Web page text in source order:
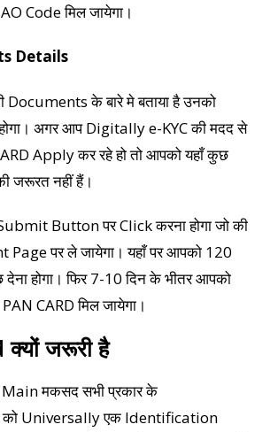
Code मिल जायेगा।
Details
Documents के बारे मे बताया है उनको
अगर आप Digitally e-KYC की मदद से
Apply कर रहे हो तो आपको यहाँ कुछ
जरूरत नहीं हैं।
Button पर Click करना होगा जो की
पर ले जायेगा। यहाँ पर आपको 120
होगा। फिर 7-10 दिन के भीतर आपको
CARD मिल जायेगा।
जरूरी है
Main मकसद सभी प्रकार के
Universally एक Identification